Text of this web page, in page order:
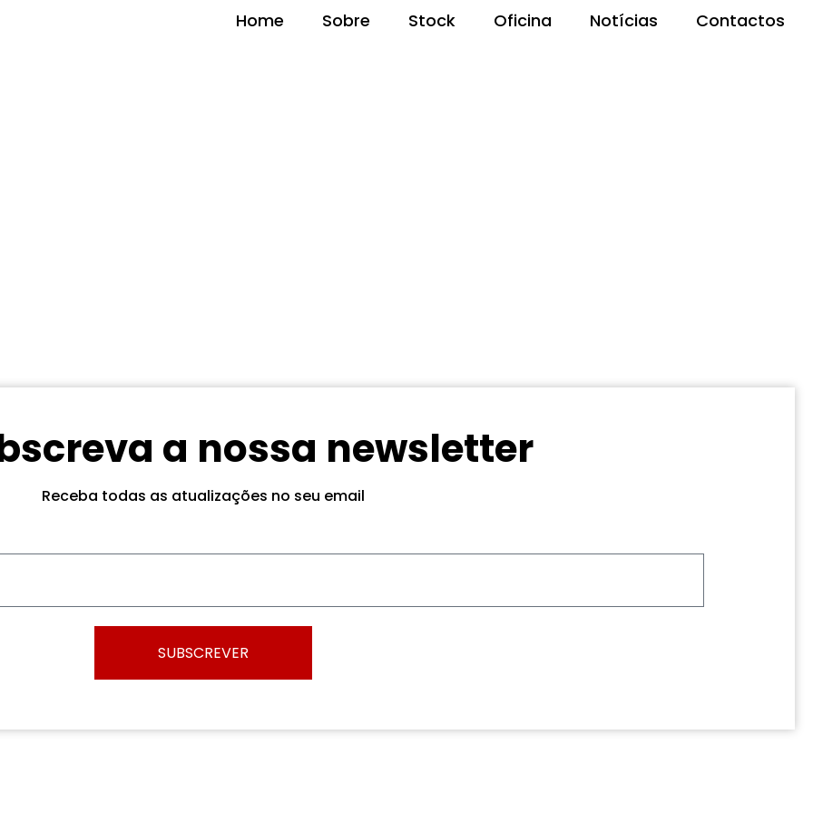
Home Sobre Stock Oficina Notícias Contactos
a nossa newsletter
Receba todas as atualizações no seu email
SUBSCREVER